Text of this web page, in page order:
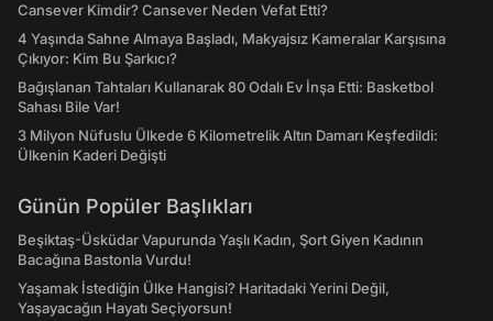
Cansever Kimdir? Cansever Neden Vefat Etti?
4 Yaşında Sahne Almaya Başladı, Makyajsız Kameralar Karşısına
Çıkıyor: Kim Bu Şarkıcı?
Bağışlanan Tahtaları Kullanarak 80 Odalı Ev İnşa Etti: Basketbol
Sahası Bile Var!
3 Milyon Nüfuslu Ülkede 6 Kilometrelik Altın Damarı Keşfedildi:
Ülkenin Kaderi Değişti
Günün Popüler Başlıkları
Beşiktaş-Üsküdar Vapurunda Yaşlı Kadın, Şort Giyen Kadının
Bacağına Bastonla Vurdu!
Yaşamak İstediğin Ülke Hangisi? Haritadaki Yerini Değil,
Yaşayacağın Hayatı Seçiyorsun!